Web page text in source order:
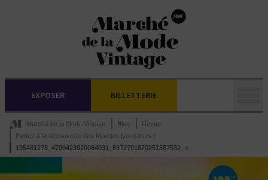
EXPOSER BILLETTERIE
Marché de la Mode Vintage Blog
Revue
Partez à la découverte des friperies lyonnaises !
195481278_4799423920084031_8372791870251557532_n